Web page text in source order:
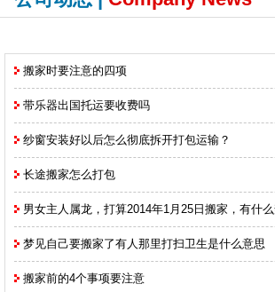
搬家时要注意的四项
带乐器出国托运要收费吗
纱窗安装好以后怎么彻底拆开打包运输？
长途搬家怎么打包
男女主人属龙，打算2014年1月25日搬家，有什么
梦见自己要搬家了有人那里打扫卫生是什么意思
搬家前的4个事项要注意